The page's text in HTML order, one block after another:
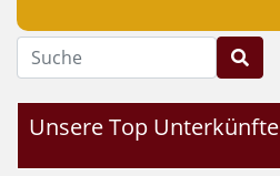
Suche
Unsere Top Unterkünfte